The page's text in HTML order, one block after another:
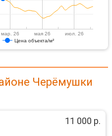
Цена объекта/м²
мар. 26 мая 26 июл. 26
Черёмушки
11 000 р.